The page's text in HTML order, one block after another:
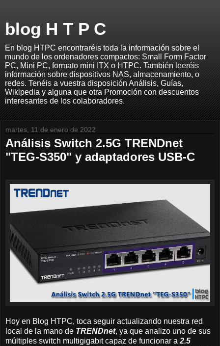
blog H T P C
En blog HTPC encontraréis toda la información sobre el
mundo de los ordenadores compactos: Small Form Factor
PC, Mini PC, formato mini ITX o HTPC. También leeréis
información sobre dispositivos NAS, almacenamiento, o
redes. Tenéis a vuestra disposición Análisis, Guías,
Wikipedia y alguna que otra Promoción con descuentos
interesantes de los colaboradores.
martes, 11 de enero de 2022
Análisis Switch 2.5G TRENDnet
"TEG-S350" y adaptadores USB-C
Hoy en Blog HTPC, toca seguir actualizando nuestra red
local de la mano de TRENDnet, ya que analizo uno de sus
múltiples switch multigigabit capaz de funcionar a 2.5